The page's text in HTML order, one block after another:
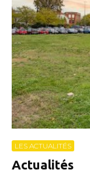
LES ACTUALITÉS
Actualités